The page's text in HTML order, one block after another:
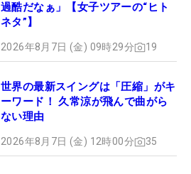
過酷だなぁ」【女子ツアーの“ヒト
ネタ”】
2026年8月7日 (金) 09時29分 19
世界の最新スイングは「圧縮」がキ
ーワード！ 久常涼が飛んで曲がら
ない理由
2026年8月7日 (金) 12時00分 35